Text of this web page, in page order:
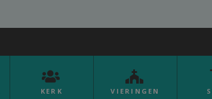
KERK VIERINGEN